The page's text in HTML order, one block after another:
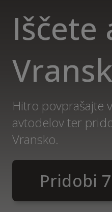
Iščete
Hitro povprašajte
avtodelov ter
Vransko.
Pridobi